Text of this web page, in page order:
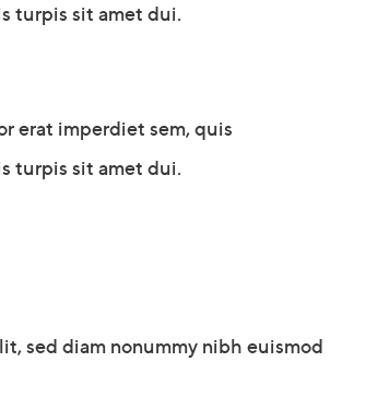
turpis sit amet dui.
erat imperdiet sem, quis
turpis sit amet dui.
sed diam nonummy nibh euismod